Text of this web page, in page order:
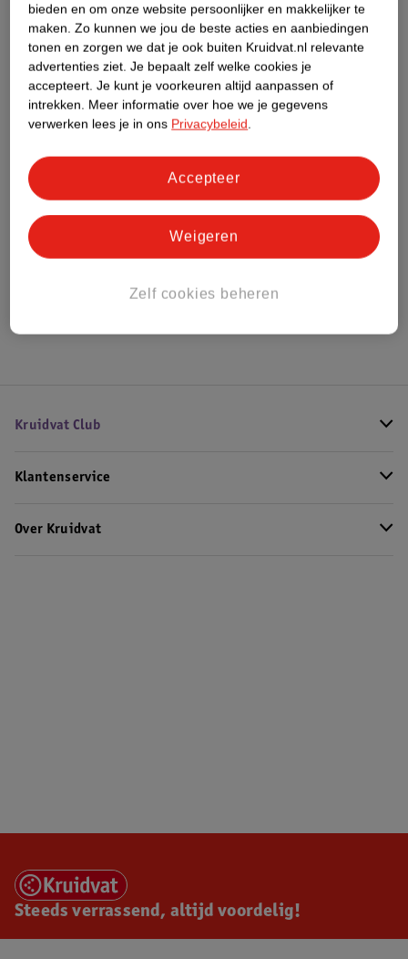
Nature Impact Score
Dit product heeft (nog) geen Nature
Impact Score.
Meer informatie
Bestel & Bezorginformatie
Bekijk ook
Kruidvat Club
Klantenservice
Over Kruidvat
Steeds verrassend, altijd voordelig!
bieden en om onze website persoonlijker en makkelijker te
maken. Zo kunnen we jou de beste acties en aanbiedingen
tonen en zorgen we dat je ook buiten Kruidvat.nl relevante
advertenties ziet. Je bepaalt zelf welke cookies je
accepteert. Je kunt je voorkeuren altijd aanpassen of
intrekken. Meer informatie over hoe we je gegevens
verwerken lees je in ons Privacybeleid.
Zelf cookies beheren
Weigeren
Accepteer